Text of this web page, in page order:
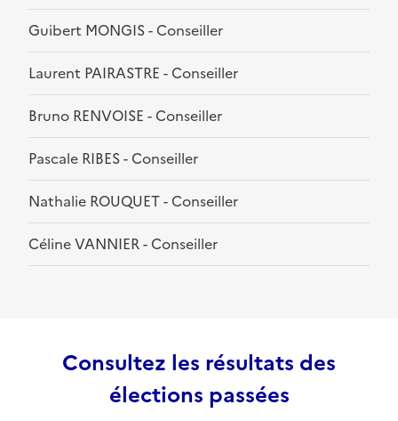
Guibert MONGIS - Conseiller
Laurent PAIRASTRE - Conseiller
Bruno RENVOISE - Conseiller
Pascale RIBES - Conseiller
Nathalie ROUQUET - Conseiller
Céline VANNIER - Conseiller
Consultez les résultats des
élections passées